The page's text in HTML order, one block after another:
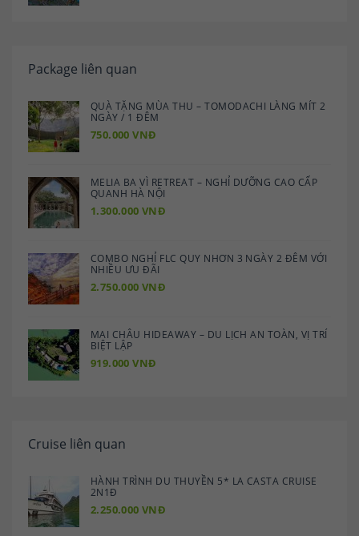
Package liên quan
QUÀ TẶNG MÙA THU – TOMODACHI LÀNG MÍT 2
NGÀY / 1 ĐÊM
750.000 VNĐ
MELIA BA VÌ RETREAT – NGHỈ DƯỠNG CAO CẤP
QUANH HÀ NỘI
1.300.000 VNĐ
COMBO NGHỈ FLC QUY NHƠN 3 NGÀY 2 ĐÊM VỚI
NHIỀU ƯU ĐÃI
2.750.000 VNĐ
MAI CHÂU HIDEAWAY – DU LỊCH AN TOÀN, VỊ TRÍ
BIỆT LẬP
919.000 VNĐ
Cruise liên quan
HÀNH TRÌNH DU THUYỀN 5* LA CASTA CRUISE
2N1Đ
2.250.000 VNĐ